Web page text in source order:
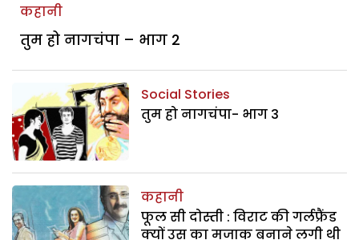
कहानी
तुम हो नागचंपा – भाग 2
Social Stories
तुम हो नागचंपा- भाग 3
कहानी
फूल सी दोस्ती : विराट की गर्लफ्रैंड
क्यों उस का मजाक बनाने लगी थी